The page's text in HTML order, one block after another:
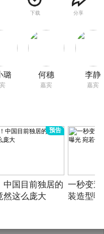
代不同年轻人的青春梦想和追
下载 分享
璐 何穗
嘉宾
李静
嘉宾
预告
中国目前独居的
然这么庞大
一秒变
装造型